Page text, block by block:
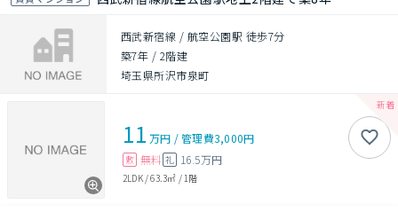
西武新宿線 / 航空公園駅 徒歩7分
築7年 / 2階建
埼玉県所沢市泉町
11 万円 /管理費3,000円
敷 無料 礼 16.5万円
2LDK/63.3㎡ / 1階